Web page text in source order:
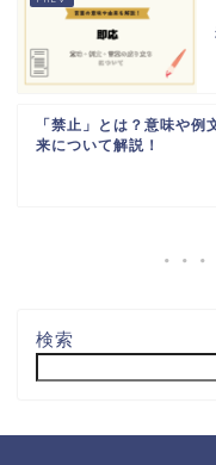
「禁止」とは？意味や例
来について解説！
検索